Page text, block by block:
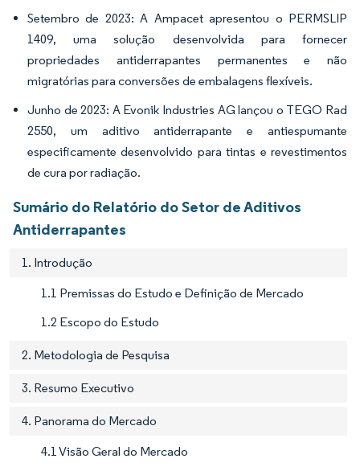
Setembro de 2023: A Ampacet apresentou o PERMSLIP
1409, uma solução desenvolvida para fornecer
propriedades antiderrapantes permanentes e não
migratórias para conversões de embalagens flexíveis.
Junho de 2023: A Evonik Industries AG lançou o TEGO Rad
2550, um aditivo antiderrapante e antiespumante
especificamente desenvolvido para tintas e revestimentos
de cura por radiação.
Sumário do Relatório do Setor de Aditivos
Antiderrapantes
1. Introdução
1.1 Premissas do Estudo e Definição de Mercado
1.2 Escopo do Estudo
2. Metodologia de Pesquisa
3. Resumo Executivo
4. Panorama do Mercado
4.1 Visão Geral do Mercado